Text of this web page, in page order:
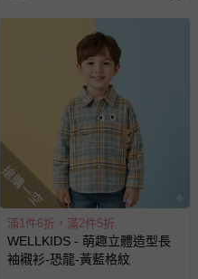
搶購一空
滿1件6折，滿2件5折
WELLKIDS - 萌趣立體造型長
袖襯衫-恐龍-黃藍格紋